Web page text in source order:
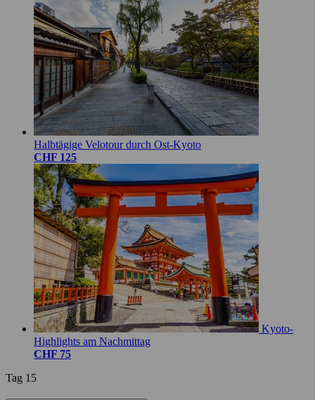
Halbtägige Velotour durch Ost-Kyoto
CHF 125
Kyoto-
Highlights am Nachmittag
CHF 75
Tag 15